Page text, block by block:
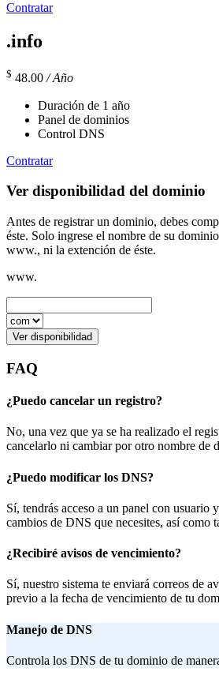
Contratar
.info
$ 48.00/ Año
Duración de 1 año
Panel de dominios
Control DNS
Contratar
Ver disponibilidad del dominio
Antes de registrar un dominio, debes
éste. Solo ingrese el nombre de su
www., ni la extención de éste.
www.
Ver disponibilidad
FAQ
¿Puedo cancelar un registro?
No, una vez que ya se ha realizado el
cancelarlo ni cambiar por otro nombre de
¿Puedo modificar los DNS?
Sí, tendrás acceso a un panel con usuario
cambios de DNS que necesites, así como
¿Recibiré avisos de vencimiento?
Sí, nuestro sistema te enviará correos de
previo a la fecha de vencimiento de tu
Manejo de DNS
Controla los DNS de tu dominio de